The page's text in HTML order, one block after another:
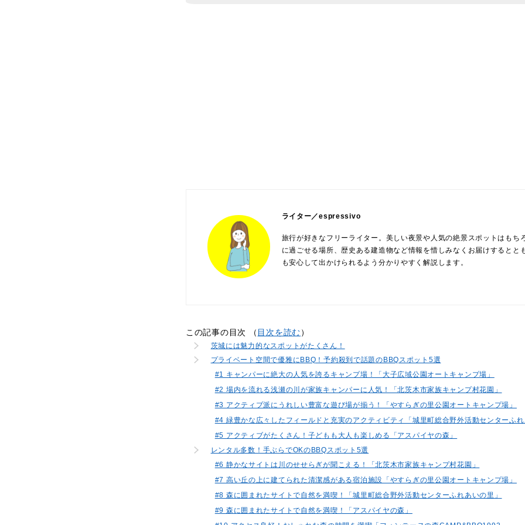
ライター／espressivo
旅行が好きなフリーライター。美しい夜景や人気の絶景スポットはもち
に過ごせる場所、歴史ある建造物など情報を惜しみなくお届けするとと
も安心して出かけられるよう分かりやすく解説します。
この記事の目次 （ 目次を読む ）
茨城には魅力的なスポットがたくさん！
プライベート空間で優雅にBBQ！予約殺到で話題のBBQスポット5選
#1 キャンパーに絶大の人気を誇るキャンプ場！「大子広域公園オートキャンプ場」
#2 場内を流れる浅瀬の川が家族キャンパーに人気！「北茨木市家族キャンプ村花園」
#3 アクティブ派にうれしい豊富な遊び場が揃う！「やすらぎの里公園オートキャンプ場」
#4 緑豊かな広々したフィールドと充実のアクティビティ「城里町総合野外活動センターふ
#5 アクティブがたくさん！子どもも大人も楽しめる「アスパイヤの森」
レンタル多数！手ぶらでOKのBBQスポット5選
#6 静かなサイトは川のせせらぎが聞こえる！「北茨木市家族キャンプ村花園」
#7 高い丘の上に建てられた清潔感がある宿泊施設「やすらぎの里公園オートキャンプ場」
#8 森に囲まれたサイトで自然を満喫！「城里町総合野外活動センターふれあいの里」
#9 森に囲まれたサイトで自然を満喫！「アスパイヤの森」